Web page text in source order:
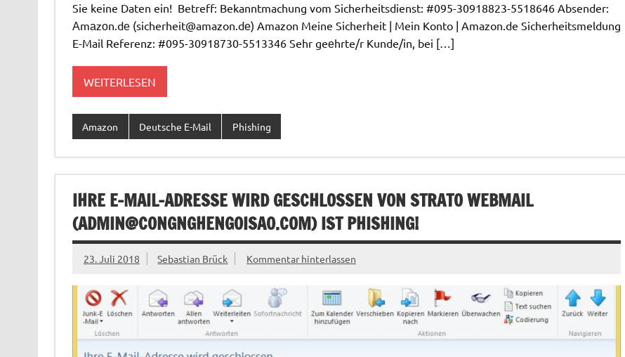
Sie keine Daten ein! Betreff: Bekanntmachung vom Sicherheitsdienst: #095-30918823-5518646 Absender:
Аmаzоn.dе (sicherheit@amazon.dе) Amazon Meine Sicherheit | Mein Konto | Amazon.de Sicherheitsmeldung
E-Mail Referenz: #095-30918730-5513346 Sehr geеhrte/r Kunde/in, bei […]
WEITERLESEN
Amazon Deutsche E-Mail Phishing
IHRE E-MAIL-ADRESSE WIRD GESCHLOSSEN VON STRATO WEBMAIL
(ADMIN@CONGNGHENGOISAO.COM) IST PHISHING!
23. Juli 2018 Sebastian Brück Kommentar hinterlassen